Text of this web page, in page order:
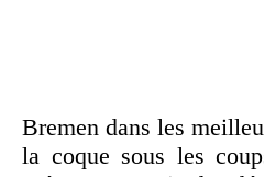
Bremen dans les
la coque sous les